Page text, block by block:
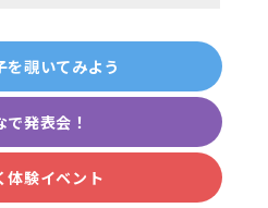
を覗いてみよう
で発表会！
体験イベント